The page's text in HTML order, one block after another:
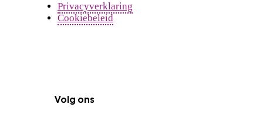
Privacyverklaring
Cookiebeleid
Volg ons